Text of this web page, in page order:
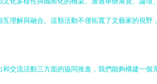
理解與融合。這類活動不僅拓寬了文藝家的視
交流活動三方面的協同推進，我們能夠構建一